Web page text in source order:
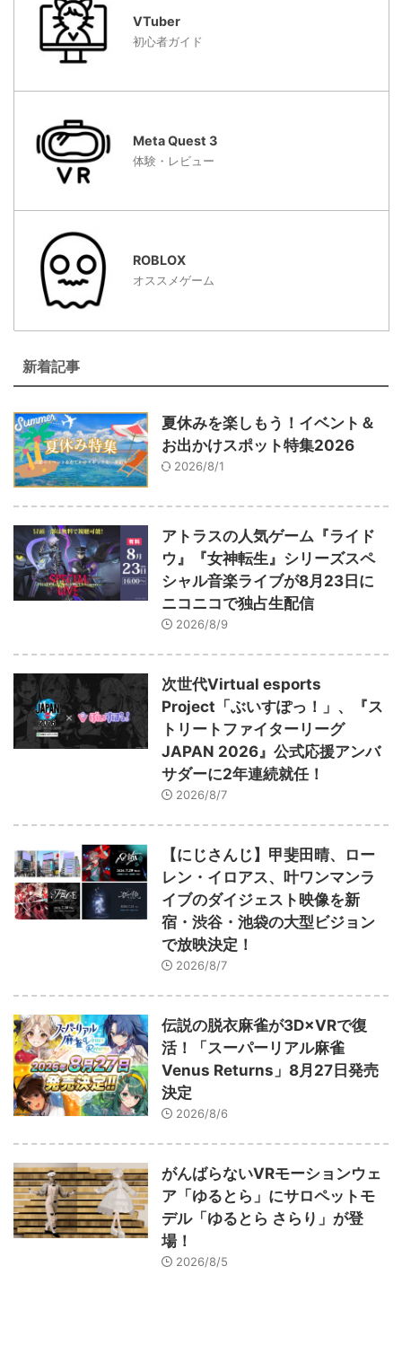
VTuber
初心者ガイド
Meta Quest 3
体験・レビュー
ROBLOX
オススメゲーム
新着記事
夏休みを楽しもう！イベント＆
お出かけスポット特集2026
2026/8/1
アトラスの人気ゲーム『ライド
ウ』『女神転生』シリーズスペ
シャル音楽ライブが8月23日に
ニコニコで独占生配信
2026/8/9
次世代Virtual esports
Project「ぶいすぽっ！」、『ス
トリートファイターリーグ
JAPAN 2026』公式応援アンバ
サダーに2年連続就任！
2026/8/7
【にじさんじ】甲斐田晴、ロー
レン・イロアス、叶ワンマンラ
イブのダイジェスト映像を新
宿・渋谷・池袋の大型ビジョン
で放映決定！
2026/8/7
伝説の脱衣麻雀が3D×VRで復
活！「スーパーリアル麻雀
Venus Returns」8月27日発売
決定
2026/8/6
がんばらないVRモーションウェ
ア「ゆるとら」にサロペットモ
デル「ゆるとら さらり」が登
場！
2026/8/5